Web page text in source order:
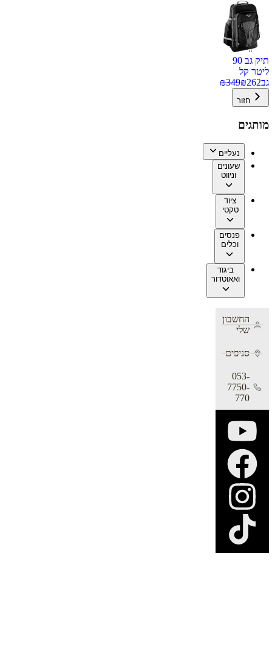
תיק גב 90
ליטר קל
גב
₪262
₪349
חזור
מותגים
נעליים
שעונים
וניווט
ציוד
טקטי
פנסים
וכלים
ביגוד
ואאוטדור
החשבון
שלי
סניפים
053-
7750-
770